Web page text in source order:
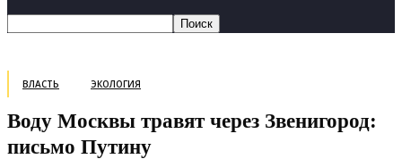
ВЛАСТЬ ЭКОЛОГИЯ
Воду Москвы травят через Звенигород:
письмо Путину